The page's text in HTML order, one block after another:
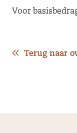
Voor
Terug naar